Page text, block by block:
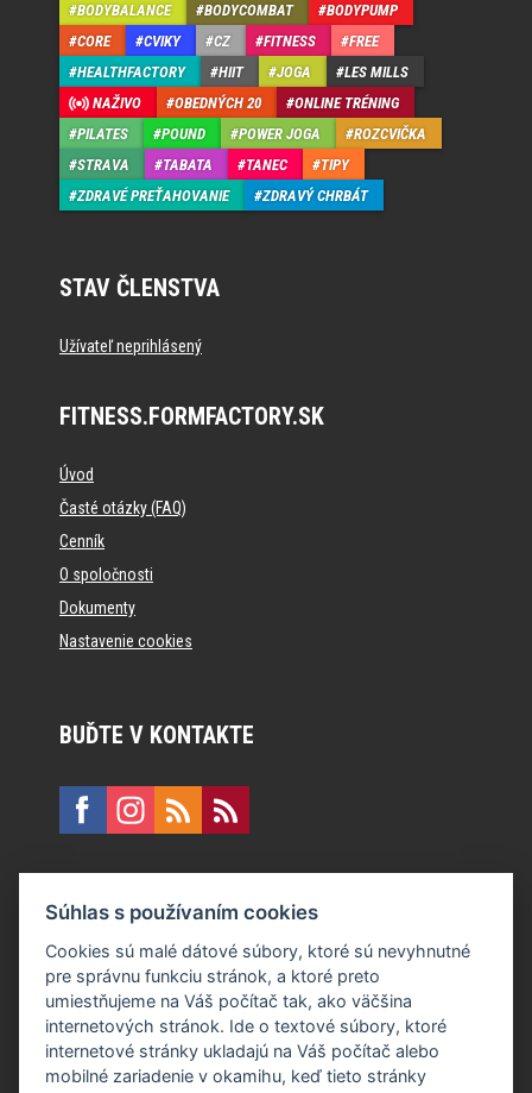
BODYBALANCE
BODYCOMBAT
BODYPUMP
CORE
CVIKY CZ FITNESS
FREE
HEALTHFACTORY
HIIT JOGA
LES MILLS
NAŽIVO
OBEDNÝCH 20
ONLINE TRÉNING
PILATES
POUND POWER JOGA
ROZCVIČKA
STRAVA
TABATA TANEC
TIPY
ZDRAVÉ PREŤAHOVANIE
ZDRAVÝ CHRBÁT
STAV ČLENSTVA
Užívateľ neprihlásený
FITNESS.FORMFACTORY.SK
Úvod
Časté otázky (FAQ)
Cenník
O spoločnosti
Dokumenty
Nastavenie cookies
BUĎTE V KONTAKTE
E:recepcia@formfactory.sk
Form Factory Slovakia s.r.o., Ružová dolina 480/6, 821 08
Bratislava
Za publikovaný obsah sú zodpovední jednotliví autori.
Súhlas s používaním cookies
Cookies sú malé dátové súbory, ktoré sú nevyhnutné
pre správnu funkciu stránok, a ktoré preto
umiestňujeme na Váš počítač tak, ako väčšina
internetových stránok. Ide o textové súbory, ktoré
internetové stránky ukladajú na Váš počítač alebo
mobilné zariadenie v okamihu, keď tieto stránky